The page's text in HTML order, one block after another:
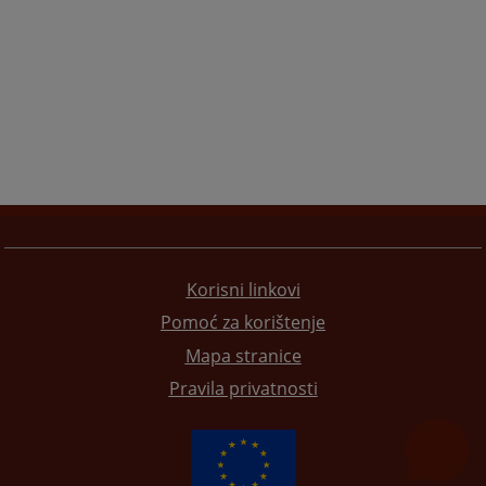
Korisni linkovi
Pomoć za korištenje
Mapa stranice
Pravila privatnosti